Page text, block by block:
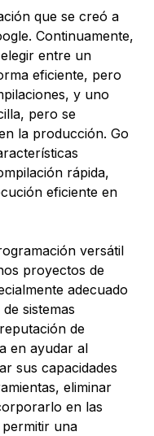
que se creó a
Continuamente,
entre un
eficiente, pero
y uno
pero se
la producción. Go
rápida,
eficiente en
versátil
proyectos de
adecuado
sistemas
de
en ayudar al
sus capacidades
eliminar
en las
una